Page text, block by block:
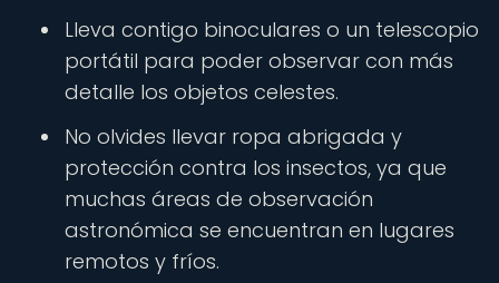
Lleva contigo binoculares o un telescopio
portátil para poder observar con más
detalle los objetos celestes.
No olvides llevar ropa abrigada y
protección contra los insectos, ya que
muchas áreas de observación
astronómica se encuentran en lugares
remotos y fríos.